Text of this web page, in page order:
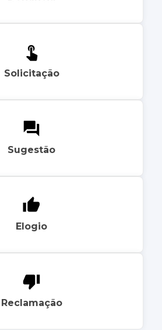
Solicitação
Sugestão
Elogio
Reclamação